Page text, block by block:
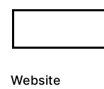
Website